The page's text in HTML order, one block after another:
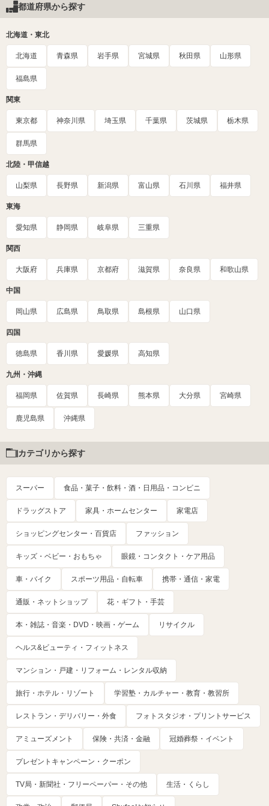
都道府県から探す
北海道・東北
北海道 青森県 岩手県 宮城県 秋田県 山形県
福島県
関東
東京都 神奈川県 埼玉県 千葉県 茨城県 栃木県
群馬県
北陸・甲信越
山梨県 長野県 新潟県 富山県 石川県 福井県
東海
愛知県 静岡県 岐阜県 三重県
関西
大阪府 兵庫県 京都府 滋賀県 奈良県 和歌山県
中国
岡山県 広島県 鳥取県 島根県 山口県
四国
徳島県 香川県 愛媛県 高知県
九州・沖縄
福岡県 佐賀県 長崎県 熊本県 大分県 宮崎県
鹿児島県 沖縄県
カテゴリから探す
スーパー 食品・菓子・飲料・酒・日用品・コンビニ
ドラッグストア 家具・ホームセンター 家電店
ショッピングセンター・百貨店 ファッション
キッズ・ベビー・おもちゃ 眼鏡・コンタクト・ケア用品
車・バイク スポーツ用品・自転車 携帯・通信・家電
通販・ネットショップ 花・ギフト・手芸
本・雑誌・音楽・DVD・映画・ゲーム リサイクル
ヘルス&ビューティ・フィットネス
マンション・戸建・リフォーム・レンタル収納
旅行・ホテル・リゾート 学習塾・カルチャー・教育・教習所
レストラン・デリバリー・外食 フォトスタジオ・プリントサービス
アミューズメント 保険・共済・金融 冠婚葬祭・イベント
プレゼントキャンペーン・クーポン
TV局・新聞社・フリーペーパー・その他 生活・くらし